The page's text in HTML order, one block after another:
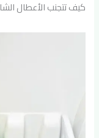
كيف تتجنب الأعطال